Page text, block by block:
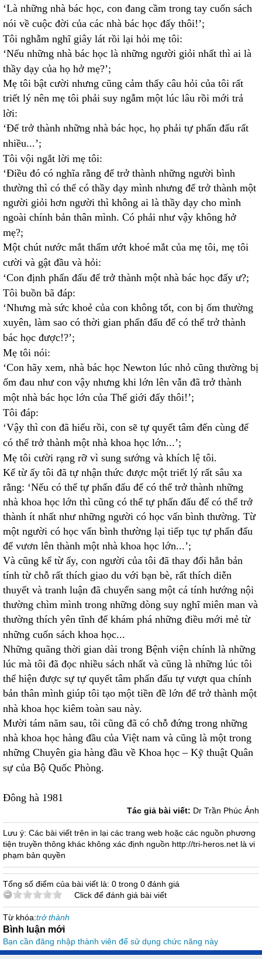
‘Là những nhà bác học, con đang cầm trong tay cuốn sách
nói về cuộc đời của các nhà bác học đấy thôi!’;
Tôi nghẫm nghĩ giây lát rồi lại hỏi mẹ tôi:
‘Nếu những nhà bác học là những người giỏi nhất thì ai là
thầy dạy của họ hở mẹ?’;
Mẹ tôi bật cười nhưng cũng cảm thấy câu hỏi của tôi rất
triết lý nên mẹ tôi phải suy ngẫm một lúc lâu rồi mới trả
lời:
‘Để trở thành những nhà bác học, họ phải tự phấn đấu rất
nhiều...’;
Tôi vội ngắt lời mẹ tôi:
‘Điều đó có nghĩa rằng để trở thành những người bình
thường thì có thể có thầy dạy mình nhưng để trở thành một
người giỏi hơn người thì không ai là thầy dạy cho mình
ngoài chính bản thân mình. Có phải như vậy không hở
mẹ?;
Một chút nước mắt thấm ướt khoé mắt của mẹ tôi, mẹ tôi
cười và gật đầu và hỏi:
‘Con định phấn đấu để trở thành một nhà bác học đấy ư?;
Tôi buồn bã đáp:
‘Nhưng mà sức khoẻ của con không tốt, con bị ốm thường
xuyên, làm sao có thời gian phấn đấu để có thể trở thành
bác học được!?’;
Mẹ tôi nói:
‘Con hãy xem, nhà bác học Newton lúc nhỏ cũng thường bị
ốm đau như con vậy nhưng khi lớn lên vẫn đã trở thành
một nhà bác học lớn của Thế giới đấy thôi!’;
Tôi đáp:
‘Vậy thì con đã hiểu rồi, con sẽ tự quyết tâm đến cùng để
có thể trở thành một nhà khoa học lớn...’;
Mẹ tôi cười rạng rỡ vì sung sướng và khích lệ tôi.
Kể từ ấy tôi đã tự nhận thức được một triết lý rất sâu xa
rằng: ‘Nếu có thể tự phấn đấu để có thể trở thành những
nhà khoa học lớn thì cũng có thể tự phấn đấu để có thể trở
thành ít nhất như những người có học vấn bình thường. Từ
một người có học vấn bình thường lại tiếp tục tự phấn đấu
để vươn lên thành một nhà khoa học lớn...’;
Và cũng kể từ ấy, con người của tôi đã thay đổi hẳn bản
tính từ chỗ rất thích giao du với bạn bè, rất thích diễn
thuyết và tranh luận đã chuyển sang một cá tính hướng nội
thường chìm mình trong những dòng suy nghĩ miên man và
thường thích yên tĩnh để khám phá những điều mới mẻ từ
những cuốn sách khoa học...
Những quãng thời gian dài trong Bệnh viện chính là những
lúc mà tôi đã đọc nhiều sách nhất và cũng là những lúc tôi
thể hiện được sự tự quyết tâm phấn đấu tự vượt qua chính
bản thân mình giúp tôi tạo một tiền đề lớn để trở thành một
nhà khoa học kiêm toàn sau này.
Mười tám năm sau, tôi cũng đã có chỗ đứng trong những
nhà khoa học hàng đầu của Việt nam và cũng là một trong
những Chuyên gia hàng đầu về Khoa học – Kỹ thuật Quân
sự của Bộ Quốc Phòng.
Đông hà 1981
Tác giả bài viết: Dr Trần Phúc Ánh
Lưu ý: Các bài viết trên in lại các trang web hoặc các nguồn phương
tiện truyền thông khác không xác định nguồn http://tri-heros.net là vi
phạm bản quyền
Tổng số điểm của bài viết là: 0 trong 0 đánh giá
Click để đánh giá bài viết
Từ khóa:trở thành
Bình luận mới
Bạn cần đăng nhập thành viên để sử dụng chức năng này